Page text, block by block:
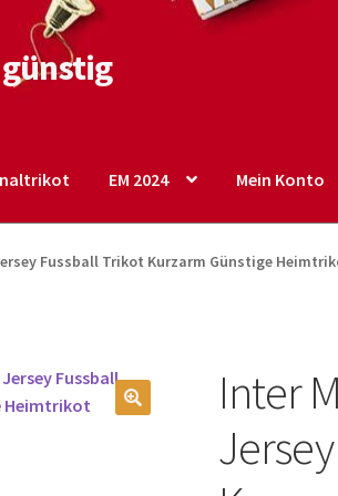
EM 2024 Mein Konto
Warenkorb
Fussball Trikot Kurzarm Günstige
Inter